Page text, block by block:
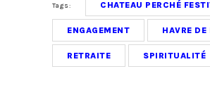
Tags: CHATEAU PERCHÉ
ENGAGEMENT HAVRE DE
RETRAITE SPIRITUALITÉ